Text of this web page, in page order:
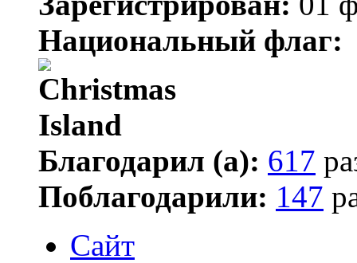
Национальный флаг:
Благодарил (а): 617
Поблагодарили: 147
Сайт